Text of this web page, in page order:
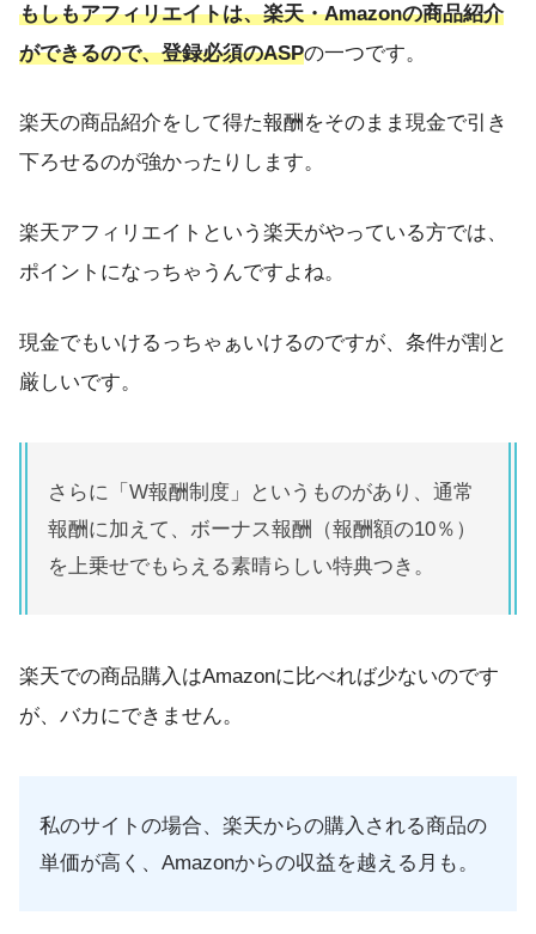
もしもアフィリエイトは、楽天・Amazonの商品紹介
ができるので、登録必須のASPの一つです。
楽天の商品紹介をして得た報酬をそのまま現金で引き
下ろせるのが強かったりします。
楽天アフィリエイトという楽天がやっている方では、
ポイントになっちゃうんですよね。
現金でもいけるっちゃぁいけるのですが、条件が割と
厳しいです。
さらに「W報酬制度」というものがあり、通常
報酬に加えて、ボーナス報酬（報酬額の10％）
を上乗せでもらえる素晴らしい特典つき。
楽天での商品購入はAmazonに比べれば少ないのです
が、バカにできません。
私のサイトの場合、楽天からの購入される商品の
単価が高く、Amazonからの収益を越える月も。